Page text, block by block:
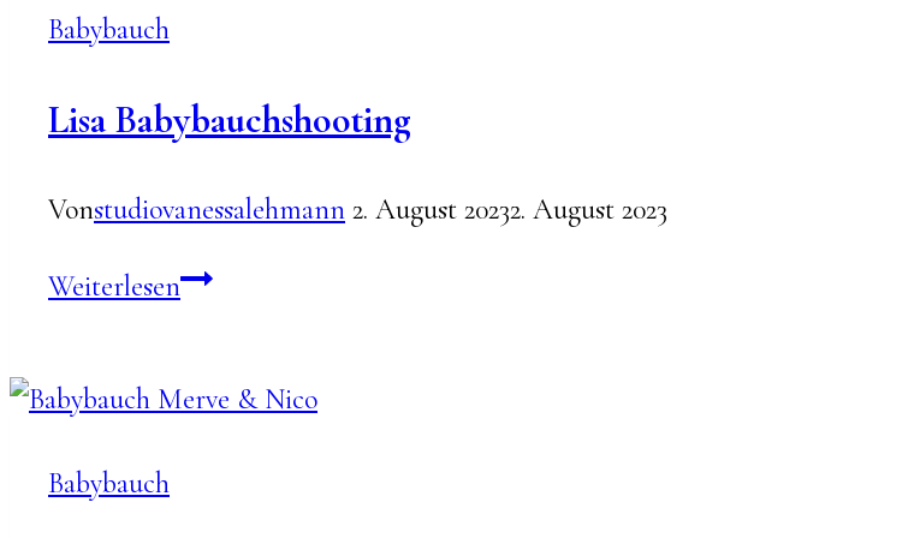
Babybauch
Lisa Babybauchshooting
Vonstudiovanessalehmann 2. August 20232. August 2023
WeiterlesenLisa
Babybauch